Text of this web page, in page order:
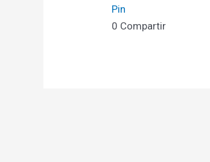
Pin
0 Compartir